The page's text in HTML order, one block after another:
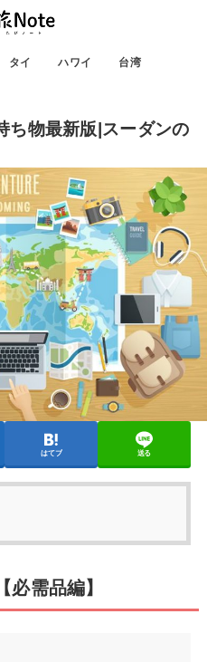
タイ ハワイ 台湾
ち物最新版|スーダンの
はてブ 送る
必需品編】